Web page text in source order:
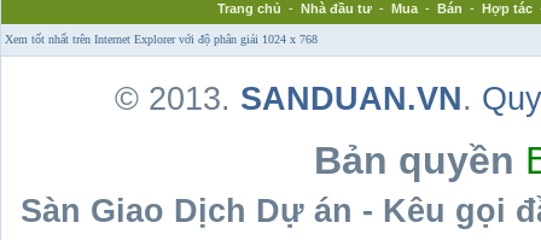
Trang chủ -Nhà đầu tư -Mua -Bán -Hợp tác
Xem tốt nhất trên Internet Explorer với độ phân giải 1024 x 768
© 2013. SANDUAN.VN.
Bản quyền
Sàn Giao Dịch Dự án - Kêu gọi